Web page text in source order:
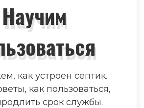
Научим
как устроен септик.
как пользоваться,
срок службы.